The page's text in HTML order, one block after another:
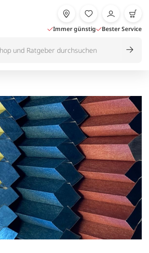
Immer günstig Bester Service